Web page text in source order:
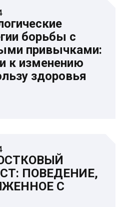
борьбы с
привычками:
к изменению
здоровья
ПОВЕДЕНИЕ,
С